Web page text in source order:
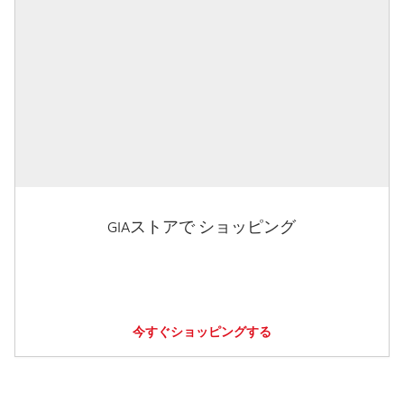
GIAストアで ショッピング
今すぐショッピングする